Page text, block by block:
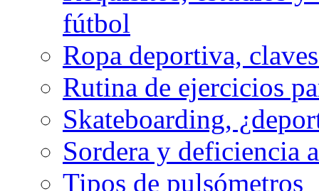
fútbol
Ropa deportiva,
Rutina de ejercicios
Skateboarding,
Sordera y deficiencia
Tipos de pulsómetros